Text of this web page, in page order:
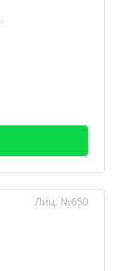
Лиц. №650